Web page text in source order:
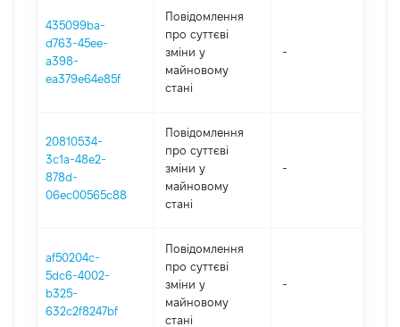
435099ba-
d763-45ee-
a398-
ea379e64e85f
Повідомлення
про суттєві
зміни y
майновому
стані
-
20810534-
3c1a-48e2-
878d-
06ec00565c88
Повідомлення
про суттєві
зміни y
майновому
стані
-
af50204c-
5dc6-4002-
b325-
632c2f8247bf
Повідомлення
про суттєві
зміни y
майновому
стані
-